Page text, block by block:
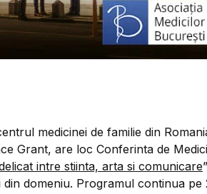
medicinei de familie din
Grant, are loc Conferinta de
intre stiinta, arta si comunicare
domeniu. Programul continua pe